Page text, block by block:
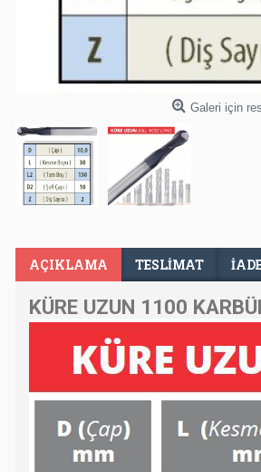
Galeri için
AÇIKLAMA TESLIMAT
KÜRE UZUN 1100